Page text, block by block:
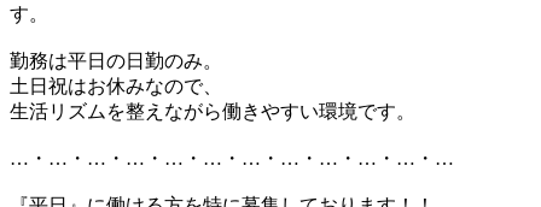
す。
勤務は平日の日勤のみ。
土日祝はお休みなので、
生活リズムを整えながら働きやすい環境です。
…・…・…・…・…・…・…・…・…・…・…・…